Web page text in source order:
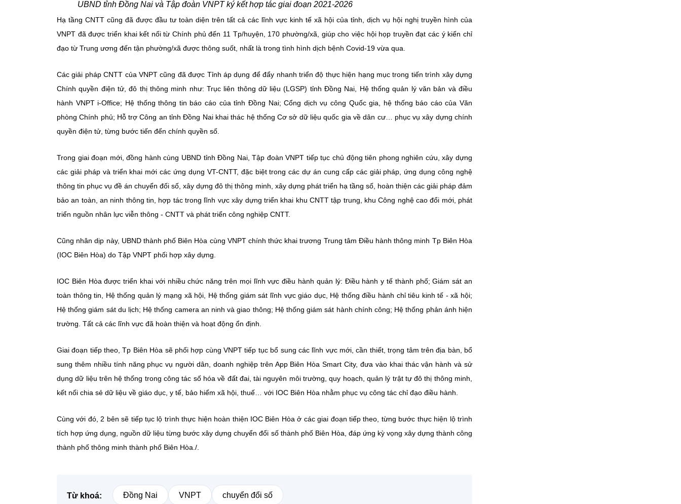
UBND tỉnh Đồng Nai và Tập đoàn VNPT ký kết hợp tác giai đoạn 2021-2026
Hạ tầng CNTT cũng đã được đầu tư toàn diện trên tất cả các lĩnh vực kinh tế xã hội của tỉnh, dịch vụ hội nghị truyền hình của
VNPT đã được triển khai kết nối từ Chính phủ đến 11 Tp/huyện, 170 phường/xã, giúp cho việc hội họp truyền đạt các ý kiến chỉ
đạo từ Trung ương đến tận phường/xã được thông suốt, nhất là trong tình hình dịch bệnh Covid-19 vừa qua.
Các giải pháp CNTT của VNPT cũng đã được Tỉnh áp dụng để đẩy nhanh triển độ thực hiện hạng mục trong tiến trình xây dựng
Chính quyền điện tử, đô thị thông minh như: Trục liên thông dữ liệu (LGSP) tỉnh Đồng Nai, Hệ thống quản lý văn bản và điều
hành VNPT i-Office; Hệ thống thông tin báo cáo của tỉnh Đồng Nai; Cổng dịch vụ công Quốc gia, hệ thống báo cáo của Văn
phòng Chính phủ; Hỗ trợ Công an tỉnh Đồng Nai khai thác hệ thống Cơ sở dữ liệu quốc gia về dân cư… phục vụ xây dựng chính
quyền điện tử, từng bước tiến đến chính quyền số.
Trong giai đoạn mới, đồng hành cùng UBND tỉnh Đồng Nai, Tập đoàn VNPT tiếp tục chủ động tiên phong nghiên cứu, xây dựng
các giải pháp và triển khai mới các ứng dụng VT-CNTT, đặc biệt trong các dự án cung cấp các giải pháp, ứng dụng công nghệ
thông tin phục vụ đề án chuyển đối số, xây dựng đô thị thông minh, xây dựng phát triển hạ tầng số, hoàn thiện các giải pháp đảm
bảo an toàn, an ninh thông tin, hợp tác trong lĩnh vực xây dựng triển khai khu CNTT tập trung, khu Công nghệ cao đổi mới, phát
triển nguồn nhân lực viễn thông - CNTT và phát triển công nghiệp CNTT.
Cũng nhân dịp này, UBND thành phố Biên Hòa cùng VNPT chính thức khai trương Trung tâm Điều hành thông minh Tp Biên Hòa
(IOC Biên Hòa) do Tập VNPT phối hợp xây dựng.
IOC Biên Hòa được triển khai với nhiều chức năng trên mọi lĩnh vực điều hành quản lý: Điều hành y tế thành phố; Giám sát an
toàn thông tin, Hệ thống quản lý mạng xã hội, Hệ thống giám sát lĩnh vực giáo dục, Hệ thống điều hành chỉ tiêu kinh tế - xã hội;
Hệ thống giám sát du lịch; Hệ thống camera an ninh và giao thông; Hệ thống giám sát hành chính công; Hệ thống phản ánh hiện
trường. Tất cả các lĩnh vực đã hoàn thiện và hoạt động ổn định.
Giai đoạn tiếp theo, Tp Biên Hòa sẽ phối hợp cùng VNPT tiếp tục bổ sung các lĩnh vực mới, cần thiết, trọng tâm trên địa bàn, bổ
sung thêm nhiều tính năng phục vụ người dân, doanh nghiệp trên App Biên Hòa Smart City, đưa vào khai thác vận hành và sử
dụng dữ liệu trên hệ thống trong công tác số hóa về đất đai, tài nguyên môi trường, quy hoạch, quản lý trật tự đô thị thông minh,
kết nối chia sẻ dữ liệu về giáo dục, y tế, bảo hiểm xã hội, thuế… với IOC Biên Hòa nhằm phục vụ công tác chỉ đạo điều hành.
Cùng với đó, 2 bên sẽ tiếp tục lộ trình thực hiện hoàn thiện IOC Biên Hòa ở các giai đoạn tiếp theo, từng bước thực hiện lộ trình
tích hợp ứng dụng, nguồn dữ liệu từng bước xây dựng chuyển đổi số thành phố Biên Hòa, đáp ứng kỳ vọng xây dựng thành công
thành phố thông minh thành phố Biên Hòa./.
Từ khoá: Đồng Nai VNPT chuyển đổi số